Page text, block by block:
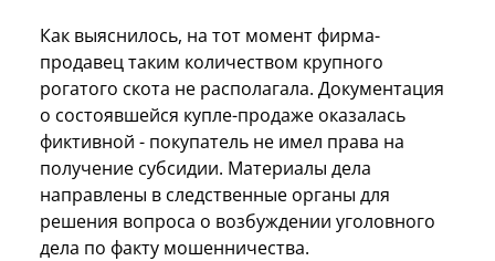
Как выяснилось, на тот момент фирма-
продавец таким количеством крупного
рогатого скота не располагала. Документация
о состоявшейся купле-продаже оказалась
фиктивной - покупатель не имел права на
получение субсидии. Материалы дела
направлены в следственные органы для
решения вопроса о возбуждении уголовного
дела по факту мошенничества.